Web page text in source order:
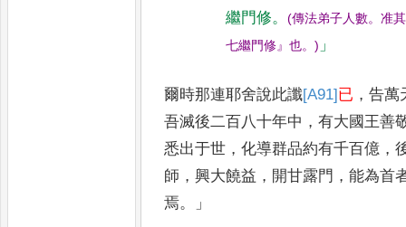
繼門修。(傳法弟子人數。准
七繼門修』也。) 」
爾時那連耶舍說此讖[A91] 已 ，告萬
吾滅後二百八十年中 ，有大國王善
悉出于世 ，化導群品約有千百億 ，
師 ，興大饒益 ， 開甘露門 ，能為首
焉。」